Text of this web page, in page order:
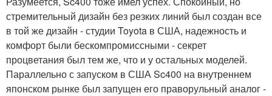
стремительный дизайн без резких линий был создан все
в той же дизайн - студии Toyota в США, надежность и
комфорт были бескомпромиссными - секрет
процветания был тем же, что и у остальных моделей.
Параллельно с запуском в США Sc400 на внутреннем
японском рынке был запущен его праворульный аналог -